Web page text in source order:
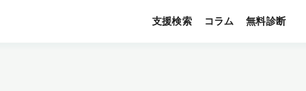
支援検索 コラム 無料診断